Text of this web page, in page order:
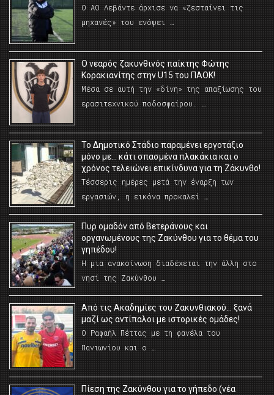
Ο ΑΟ Λεβάντε άρχισε να «ζεσταίνει τις
μηχανές» του ενόψει …
O νεαρός ζακυνθινός παίκτης Φώτης
Κορακιανίτης στην U15 του ΠΑΟΚ!
Μέσα σε αυτή την «δίνη» της απαξίωσης του
ερασιτεχνικού ποδοσφαίρου. …
Το Δημοτικό Στάδιο παραμένει εργοτάξιο
μόνο με… κάτι σπασμένα πλακάκια και ο
χρόνος τελειώνει επικίνδυνα για τη Ζάκυνθο!
Τέσσερις ημέρες μετά την έναρξη των
εργασιών, η εικόνα προκαλεί …
Πυρ ομαδόν από Βετεράνους και
οργανωμένους της Ζακύνθου για το θέμα του
γηπέδου!
Η μια ανακοίνωση διαδέχεται την άλλη στο
νησί της Ζακύνθου …
Από τις Ακαδημίες του Ζακυνθιακού… ξανά
μαζί ως αντίπαλοι με ιστορικές ομάδες!
Ο Ραφαήλ Πέττας με τη φανέλα του
Πανιωνίου και ο …
Πίεση της Ζακύνθου για το γήπεδο (νέα